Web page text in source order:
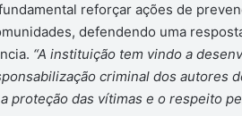
reforçar ações de
defendendo uma
“A instituição tem vindo a
criminal dos autores
proteção das vítimas e o respeito